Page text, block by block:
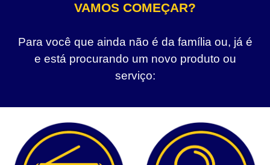
VAMOS COMEÇAR?
Para você que ainda não é da família ou, já é
e está procurando um novo produto ou
serviço: